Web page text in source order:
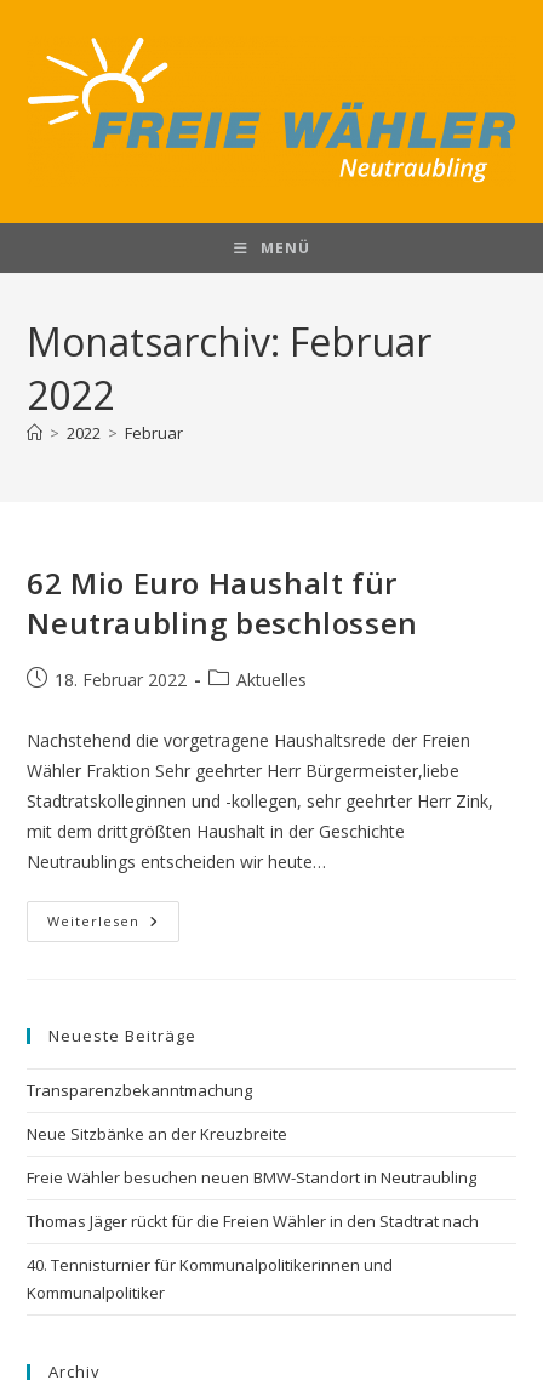
springen
MENÜ
Monatsarchiv: Februar
2022
> 2022 > Februar
62 Mio Euro Haushalt für
Neutraubling beschlossen
Beitrag18. Februar 2022
Beitrags-
Aktuelles
Nachstehend die vorgetragene Haushaltsrede der Freien
Wähler Fraktion Sehr geehrter Herr Bürgermeister,liebe
Stadtratskolleginnen und -kollegen, sehr geehrter Herr Zink,
mit dem drittgrößten Haushalt in der Geschichte
Neutraublings entscheiden wir heute…
Weiterlesen 62
Mio
Neueste Beiträge
Transparenzbekanntmachung
Neue Sitzbänke an der Kreuzbreite
Freie Wähler besuchen neuen BMW-Standort in Neutraubling
Thomas Jäger rückt für die Freien Wähler in den Stadtrat nach
40. Tennisturnier für Kommunalpolitikerinnen und
Kommunalpolitiker
Archiv